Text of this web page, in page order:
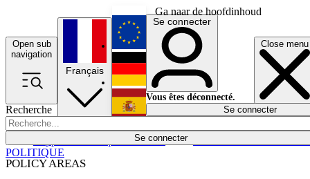
Ga naar de hoofdinhoud
Open sub
navigation
Close menu
Recherche
Se connecter
POLICY AREAS
Économie
Français
English
Deutsch
Español
Se connecter
Vous êtes déconnecté.
Se connecter
POLITIQUE